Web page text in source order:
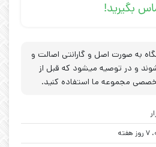
بگیرید!
به صورت اصل و گارانتی اصالت و
و در توصیه میشود که قبل از
مجموعه ما استفاده کنید.